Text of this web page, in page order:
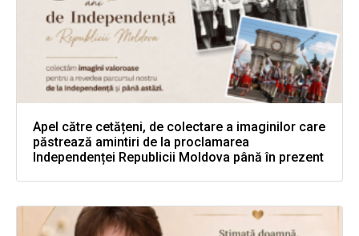
Apel către cetățeni, de colectare a imaginilor care
păstrează amintiri de la proclamarea
Independenței Republicii Moldova până în prezent